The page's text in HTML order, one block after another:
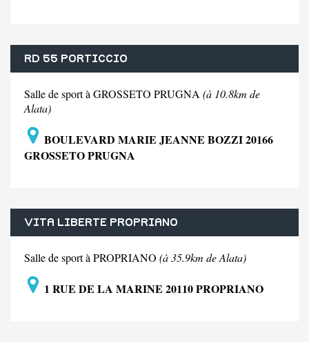
RD 55 PORTICCIO
Salle de sport à GROSSETO PRUGNA (à 10.8km de
Alata)
BOULEVARD MARIE JEANNE BOZZI 20166
GROSSETO PRUGNA
VITA LIBERTE PROPRIANO
Salle de sport à PROPRIANO (à 35.9km de Alata)
1 RUE DE LA MARINE 20110 PROPRIANO